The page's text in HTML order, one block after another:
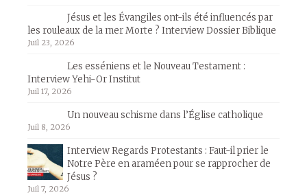
Jésus et les Évangiles ont-ils été influencés par
les rouleaux de la mer Morte ? Interview Dossier Biblique
Juil 23, 2026
Les esséniens et le Nouveau Testament :
Interview Yehi-Or Institut
Juil 17, 2026
Un nouveau schisme dans l’Église catholique
Juil 8, 2026
Interview Regards Protestants : Faut-il prier le
Notre Père en araméen pour se rapprocher de
Jésus ?
Juil 7, 2026